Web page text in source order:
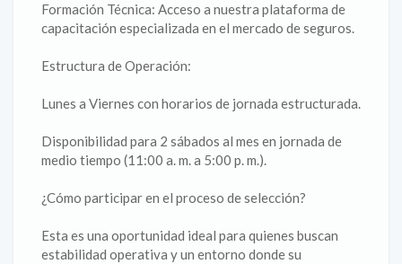
Formación Técnica: Acceso a nuestra plataforma de
capacitación especializada en el mercado de seguros.
Estructura de Operación:
Lunes a Viernes con horarios de jornada estructurada.
Disponibilidad para 2 sábados al mes en jornada de
medio tiempo (11:00 a. m. a 5:00 p. m.).
¿Cómo participar en el proceso de selección?
Esta es una oportunidad ideal para quienes buscan
estabilidad operativa y un entorno donde su